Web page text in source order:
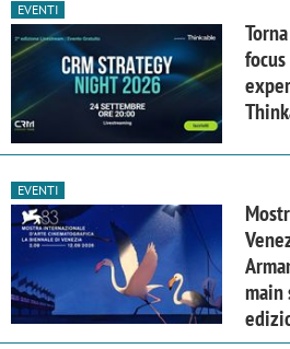
EVENTI
EVENTI
main